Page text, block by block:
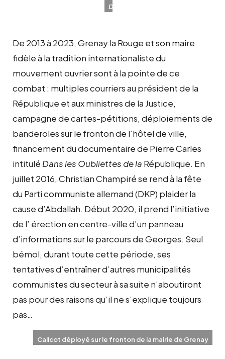
Des
Solidarité
Abdallah
Lille
dans
des
Flandres
De 2013 à 2023, Grenay la Rouge et son maire
fidèle à la tradition internationaliste du
mouvement ouvrier sont à la pointe de ce
combat : multiples courriers au président de la
République et aux ministres de la Justice,
campagne de cartes-pétitions, déploiements de
banderoles sur le fronton de l’hôtel de ville,
financement du documentaire de Pierre Carles
intitulé Dans les Oubliettes de la République. En
juillet 2016, Christian Champiré se rend à la fête
du Parti communiste allemand (DKP) plaider la
cause d’Abdallah. Début 2020, il prend l’initiative
de l’ érection en centre-ville d’un panneau
d’informations sur le parcours de Georges. Seul
bémol, durant toute cette période, ses
tentatives d’entraîner d’autres municipalités
communistes du secteur à sa suite n’aboutiront
pas pour des raisons qu’il ne s’explique toujours
pas…
Calicot déployé sur le fronton de la mairie de Grenay